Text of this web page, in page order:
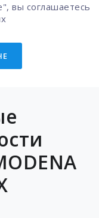
вы соглашаетесь